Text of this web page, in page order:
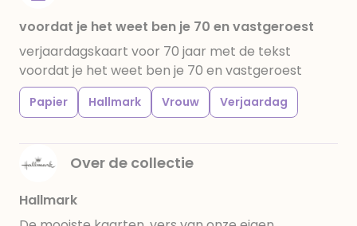
voordat je het weet ben je 70 en vastgeroest
verjaardagskaart voor 70 jaar met de tekst
voordat je het weet ben je 70 en vastgeroest
Papier Hallmark Vrouw Verjaardag
Over de collectie
Hallmark